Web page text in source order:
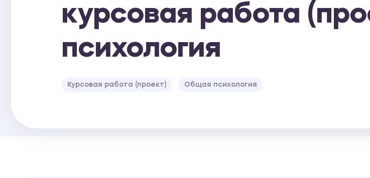
курсовая работа
психология
Курсовая работа (проект) Общая психология